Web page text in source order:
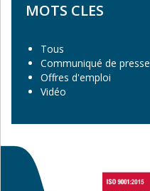
MOTS CLES
Tous
Communiqué de presse
Offres d'emploi
Vidéo